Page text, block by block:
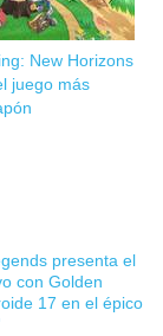
New Horizons
juego más
presenta el
con Golden
17 en el épico